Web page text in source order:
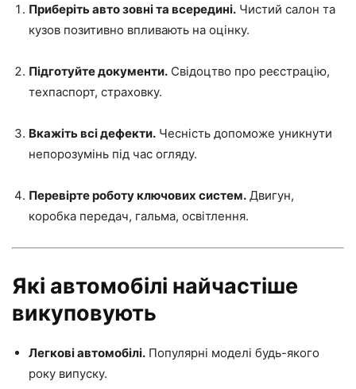
Приберіть авто зовні та всередині. Чистий салон та
кузов позитивно впливають на оцінку.
Підготуйте документи. Свідоцтво про реєстрацію,
техпаспорт, страховку.
Вкажіть всі дефекти. Чесність допоможе уникнути
непорозумінь під час огляду.
Перевірте роботу ключових систем. Двигун,
коробка передач, гальма, освітлення.
Які автомобілі найчастіше
викуповують
Легкові автомобілі. Популярні моделі будь-якого
року випуску.